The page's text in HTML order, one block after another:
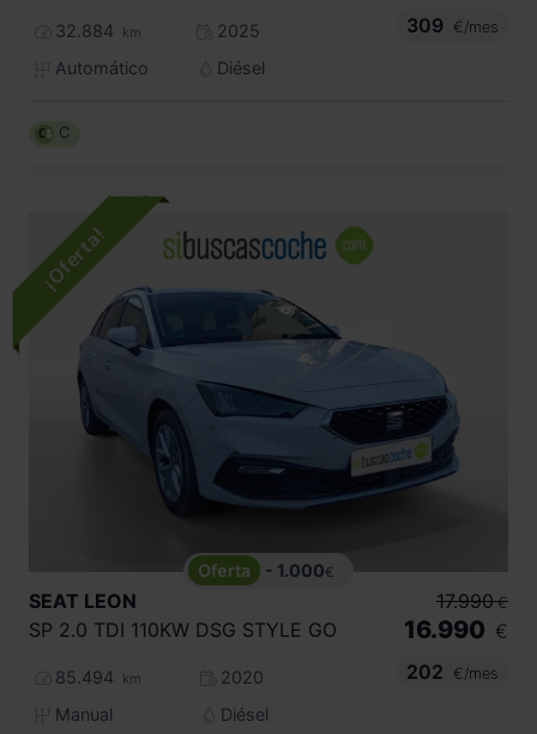
32.884 km
2025
Automático
Diésel
309
€/mes
C
- 1.000€
SEAT LEON
SP 2.0 TDI 110KW DSG STYLE GO
85.494 km
2020
Manual
Diésel
17.990 €
16.990 €
202
€/mes